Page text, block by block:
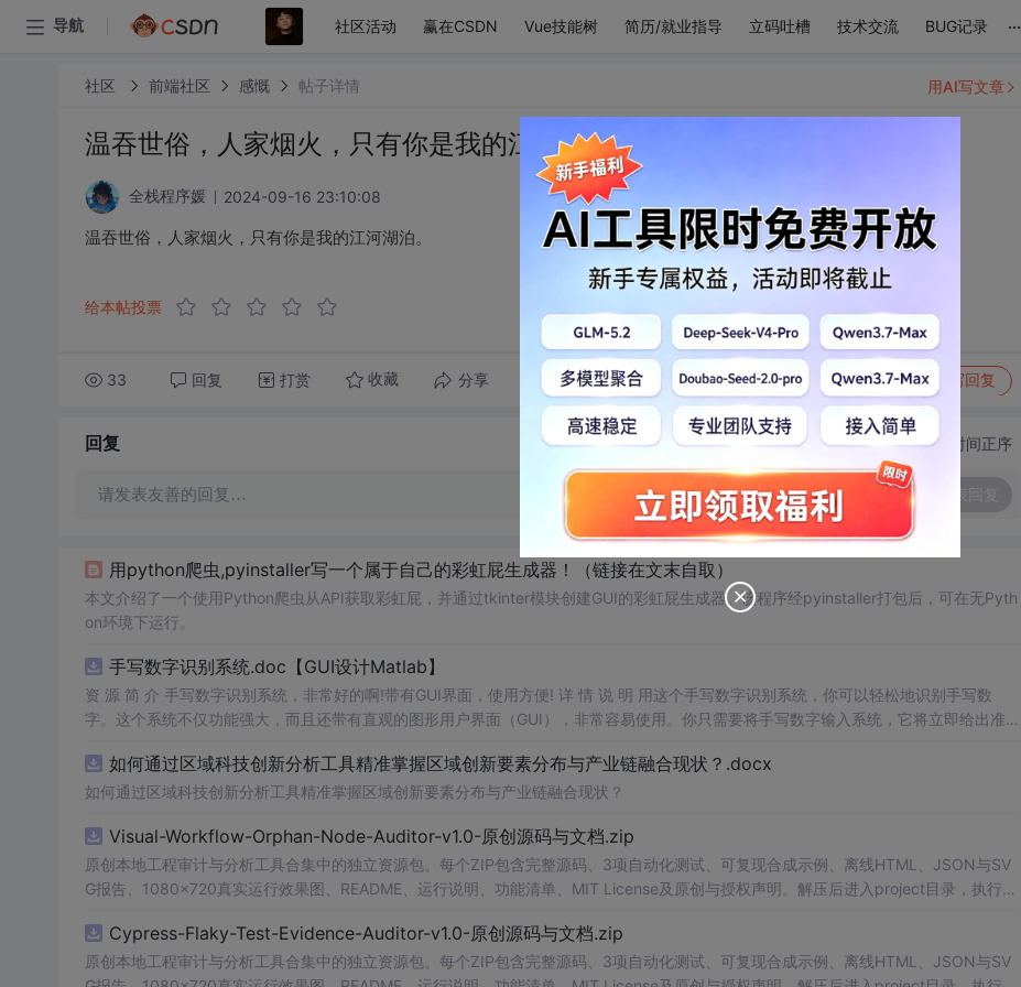
导航 社区活动 赢在CSDN Vue技能树 简历/就业指导 立码吐槽 技术交流 BUG记录 ...
社区 前端社区 感慨 帖子详情
温吞世俗，人家烟火，只有你是我的江河湖泊。
全栈程序媛 2024-09-16 23:10:08
温吞世俗，人家烟火，只有你是我的江河湖泊。
给本帖投票
33 回复 打赏 收藏 分享 转发到动态 举报 写回复
用AI写文章
回复 切换为时间正序
请发表友善的回复…
用python爬虫,pyinstaller写一个属于自己的彩虹屁生成器！（链接在文末自取）
本文介绍了一个使用Python爬虫从API获取彩虹屁，并通过tkinter模块创建GUI的彩虹屁生成器。该程序经pyinstaller打包后，可在无Pyth
on环境下运行。
手写数字识别系统.doc【GUI设计Matlab】
资 源 简 介 手写数字识别系统，非常好的啊!带有GUI界面，使用方便! 详 情 说 明 用这个手写数字识别系统，你可以轻松地识别手写数
字。这个系统不仅功能强大，而且还带有直观的图形用户界面（GUI），非常容易使用。你只需要将手写数字输入系统，它将立即给出准确
便和实用的工具，你一定会喜欢它的！
如何通过区域科技创新分析工具精准掌握区域创新要素分布与产业链融合现状？.docx
如何通过区域科技创新分析工具精准掌握区域创新要素分布与产业链融合现状？
Visual-Workflow-Orphan-Node-Auditor-v1.0-原创源码与文档.zip
原创本地工程审计与分析工具合集中的独立资源包。每个ZIP包含完整源码、3项自动化测试、可复现合成示例、离线HTML、JSON与SV
G报告、1080×720真实运行效果图、README、运行说明、功能清单、MIT License及原创与授权声明。解压后进入project目录，执行np
源码、Logo、官方截图、论文、生产日志或其他受限素材。适合前端开发、AI应用工程、测试审计和课程实践。
Cypress-Flaky-Test-Evidence-Auditor-v1.0-原创源码与文档.zip
原创本地工程审计与分析工具合集中的独立资源包。每个ZIP包含完整源码、3项自动化测试、可复现合成示例、离线HTML、JSON与SV